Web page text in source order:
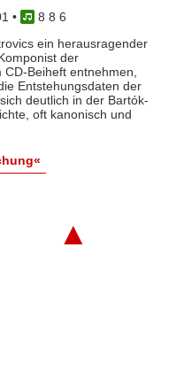
•
8 8 6
ein herausragender
der
Beiheft entnehmen,
Entstehungsdaten der
deutlich in der Bartók-
oft kanonisch und
▲